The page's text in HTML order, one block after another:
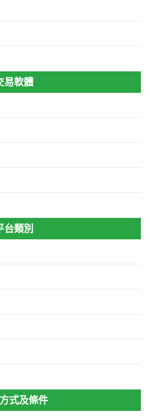
易軟體
台類別
式及條件